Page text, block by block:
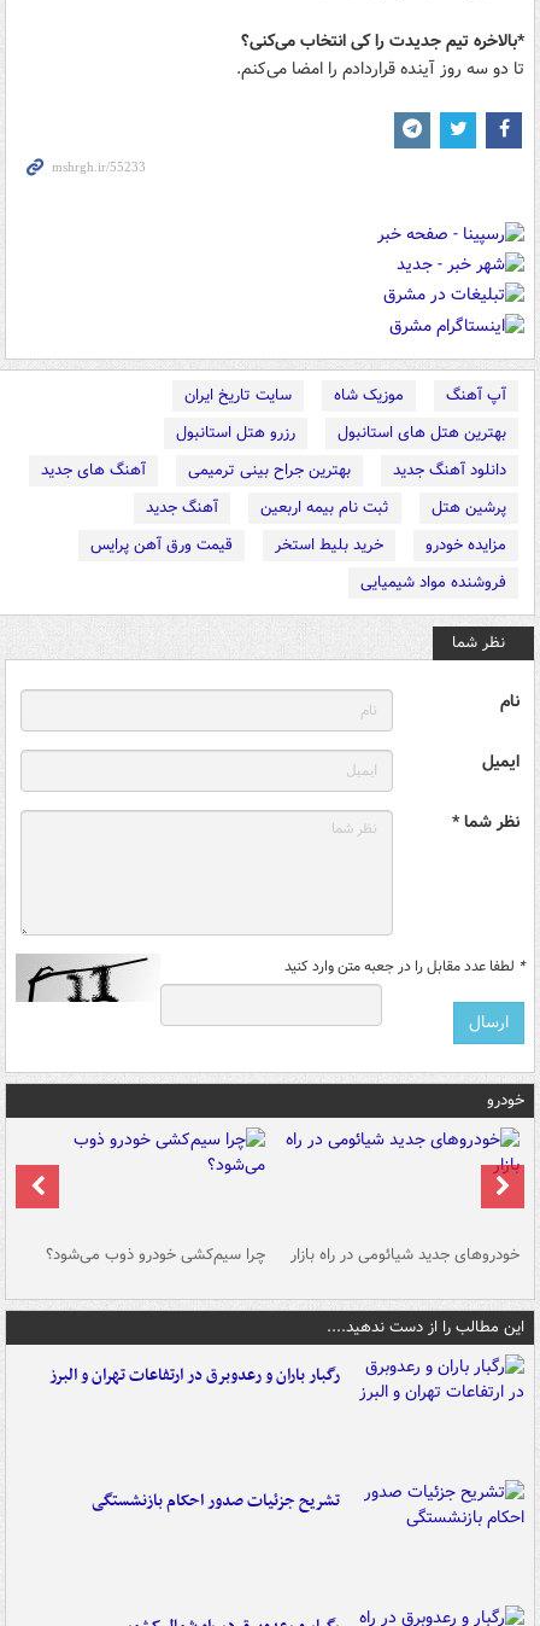
*بالاخره تیم جدیدت را کی انتخاب می‌کنی؟
تا دو سه روز آینده قراردادم را امضا می‌کنم.
آپ آهنگ موزیک شاه
سایت تاریخ ایران
بهترین هتل های استانبول
رزرو هتل استانبول
دانلود آهنگ جدید
بهترین جراح بینی ترمیمی
آهنگ های جدید
پرشین هتل
ثبت نام بیمه اربعین
آهنگ جدید
مزایده خودرو
خرید بلیط استخر
قیمت ورق آهن پرایس
فروشنده مواد شیمیایی
نظر شما
نام
ایمیل
نظر شما *
* لطفا عدد مقابل را در جعبه متن وارد کنید
خودرو
خودروهای جدید شیائومی در راه بازار چرا سیم‌کشی خودرو ذوب می‌شود؟
این مطالب را از دست ندهید....
رگبار باران و رعدوبرق در ارتفاعات تهران و البرز
تشریح جزئیات صدور احکام بازنشستگی